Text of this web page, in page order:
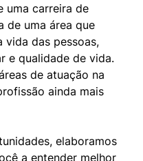
uma carreira de
de uma área que
vida das pessoas,
e qualidade de vida.
ainda mais
elaboramos
a entender melhor